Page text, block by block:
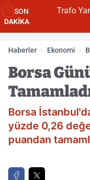
SON
DAKİKA
Trafo
Haberler Ekonomi
Borsa
Borsa
yüzde 0,26
puandan